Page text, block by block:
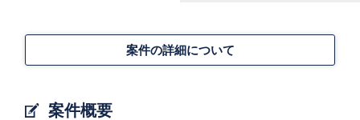
案件概要
案件の詳細について